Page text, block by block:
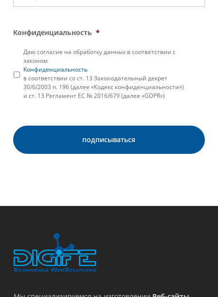
Конфиденциальность *
Даю согласие на обработку данных в соответствии с
законом
Конфиденциальность
в соответствии со ст. 13 Законодательный декрет
30/6/2003 n. 196 (далее «Кодекс конфиденциальности»)
и ст. 13 Регламент ЕС № 2016/679 (далее «GDPR»)